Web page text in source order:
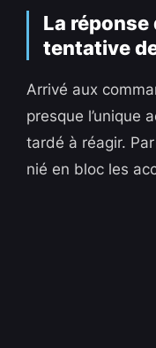
La réponse
tentative
Arrivé aux
presque l’unique
tardé à réagir.
nié en bloc les